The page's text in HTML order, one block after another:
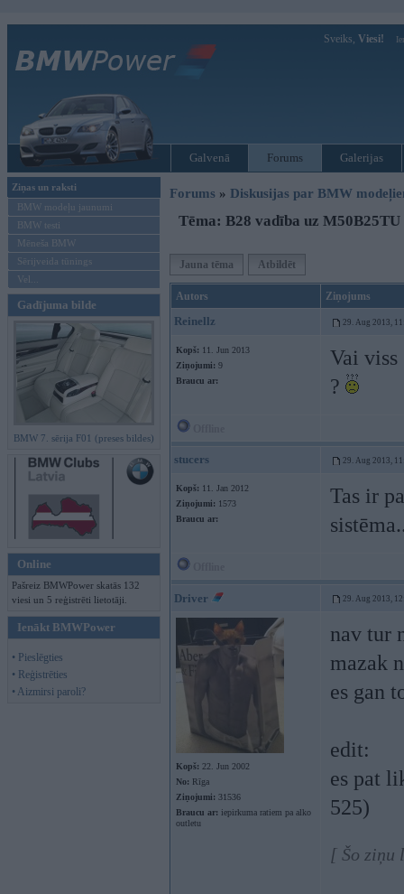
Sveiks, Viesi!
Galvenā Forums Galerijas
Ziņas un raksti
BMW modeļu jaunumi
BMW testi
Mēneša BMW
Sērijveida tūnings
Vel...
Gadījuma bilde
BMW 7. sērija F01 (preses bildes)
Online
Pašreiz BMWPower skatās 132
viesi un 5 reģistrēti lietotāji.
Ienākt BMWPower
• Pieslēgties
• Reģistrēties
• Aizmirsi paroli?
Forums » Diskusijas par BMW
Tēma: B28 vadība uz
Jauna tēma Atbildēt
Autors Ziņojums
Reinellz 29. Aug 2013,
Kopš: 11. Jun 2013
Ziņojumi: 9
Braucu ar:
Vai viss
?
stucers 29. Aug 2013,
Kopš: 11. Jan 2012
Ziņojumi: 1573
Braucu ar:
Tas ir
Driver 29. Aug 2013,
Kopš: 22. Jun 2002
No: Rīga
Ziņojumi: 31536
Braucu ar: iepirkuma ratiem pa alko
outletu
nav tur
mazak
es gan
edit:
es pat
525)
[ Šo ziņu